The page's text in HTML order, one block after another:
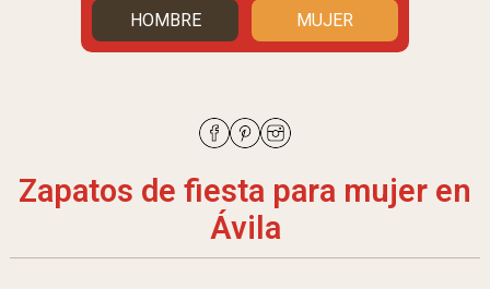
HOMBRE MUJER
Zapatos de fiesta para mujer en
Ávila